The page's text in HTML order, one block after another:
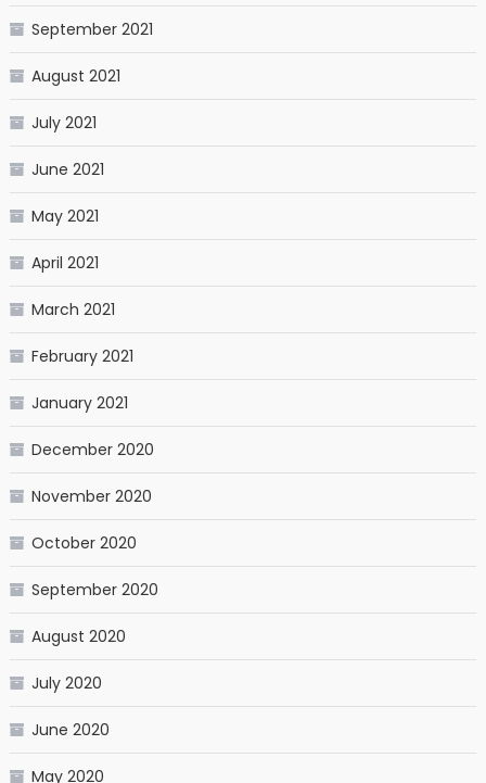
September 2021
August 2021
July 2021
June 2021
May 2021
April 2021
March 2021
February 2021
January 2021
December 2020
November 2020
October 2020
September 2020
August 2020
July 2020
June 2020
May 2020